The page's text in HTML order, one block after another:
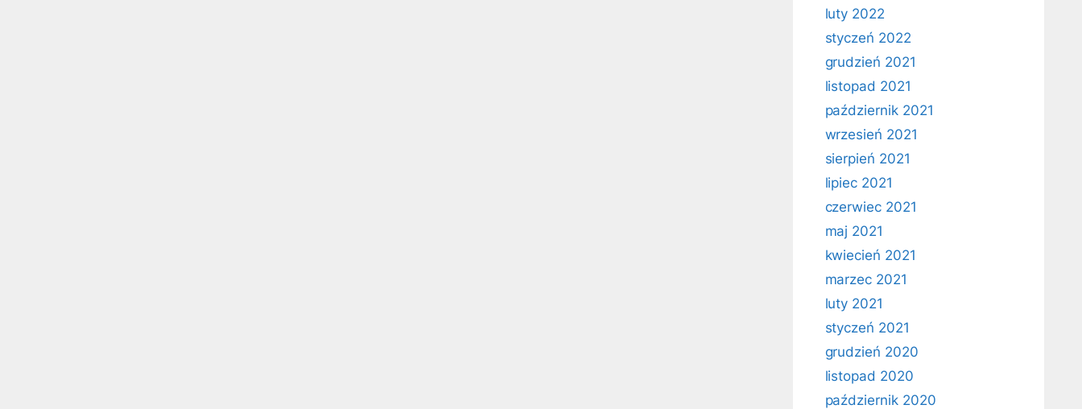
luty 2022
styczeń 2022
grudzień 2021
listopad 2021
październik 2021
wrzesień 2021
sierpień 2021
lipiec 2021
czerwiec 2021
maj 2021
kwiecień 2021
marzec 2021
luty 2021
styczeń 2021
grudzień 2020
listopad 2020
październik 2020